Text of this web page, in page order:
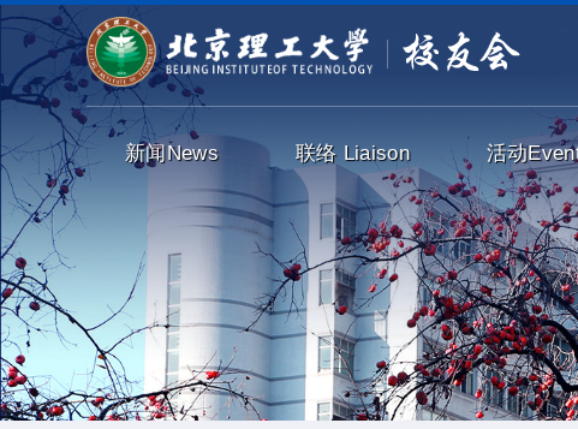
新闻News 联络 Liaison 活动